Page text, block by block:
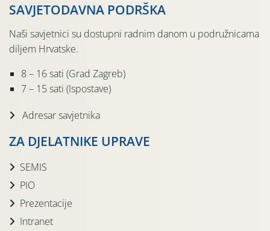
SAVJETODAVNA PODRŠKA
Naši savjetnici su dostupni radnim danom u podružnicama
diljem Hrvatske.
8 – 16 sati (Grad Zagreb)
7 – 15 sati (Ispostave)
Adresar savjetnika
ZA DJELATNIKE UPRAVE
SEMIS
PIO
Prezentacije
Intranet